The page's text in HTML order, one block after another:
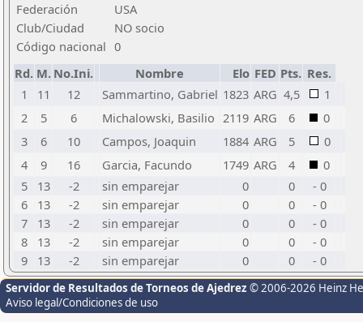
Federación
USA
Club/Ciudad
NO socio
Código nacional 0
Rd. M. No.Ini. Nombre Elo FED Pts. Res.
1
11 12 Sammartino, Gabriel 1823 ARG 4,5
1
2
5 6 Michalowski, Basilio 2119 ARG 6
0
3
6 10 Campos, Joaquin 1884 ARG 5
0
4
9 16 Garcia, Facundo 1749 ARG 4
0
5
13 -2 sin emparejar 0 0
- 0
6
13 -2 sin emparejar 0 0
- 0
7
13 -2 sin emparejar 0 0
- 0
8
13 -2 sin emparejar 0 0
- 0
9
13 -2 sin emparejar 0 0 - 0
Servidor de Resultados de Torneos de Ajedrez © 2006-2026 Heinz
Aviso legal/Condiciones de uso